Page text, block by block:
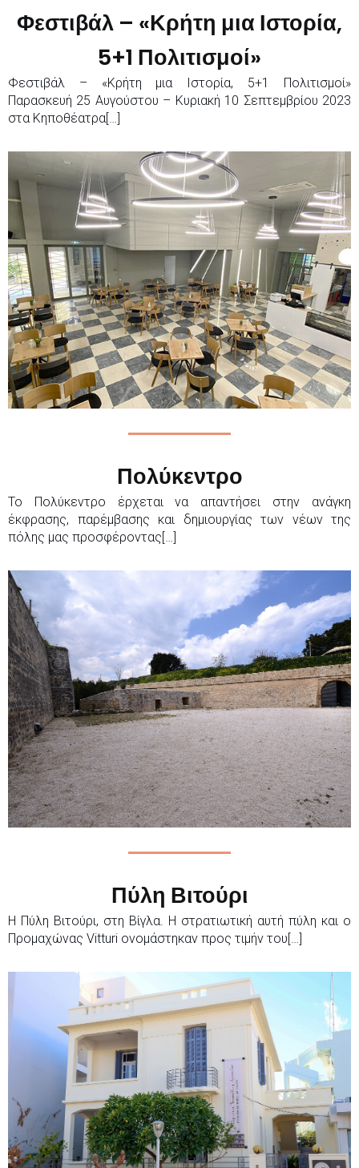
Φεστιβάλ – «Κρήτη μια Ιστορία,
5+1 Πολιτισμοί»
Φεστιβάλ – «Κρήτη μια Ιστορία, 5+1 Πολιτισμοί»
Παρασκευή 25 Αυγούστου – Κυριακή 10 Σεπτεμβρίου 2023
στα Κηποθέατρα[…]
Πολύκεντρο
Το Πολύκεντρο έρχεται να απαντήσει στην ανάγκη
έκφρασης, παρέμβασης και δημιουργίας των νέων της
πόλης μας προσφέροντας[…]
Πύλη Βιτούρι
Η Πύλη Βιτούρι, στη Βίγλα. Η στρατιωτική αυτή πύλη και ο
Προμαχώνας Vitturi ονομάστηκαν προς τιμήν του[…]